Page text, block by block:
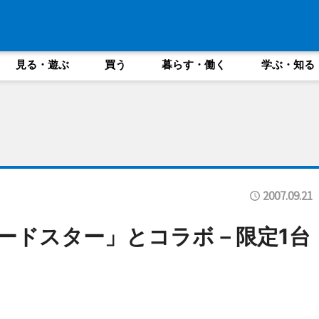
見る・遊ぶ 買う 暮らす・働く 学ぶ・知る
2007.09.21
ドスター」とコラボ－限定1台